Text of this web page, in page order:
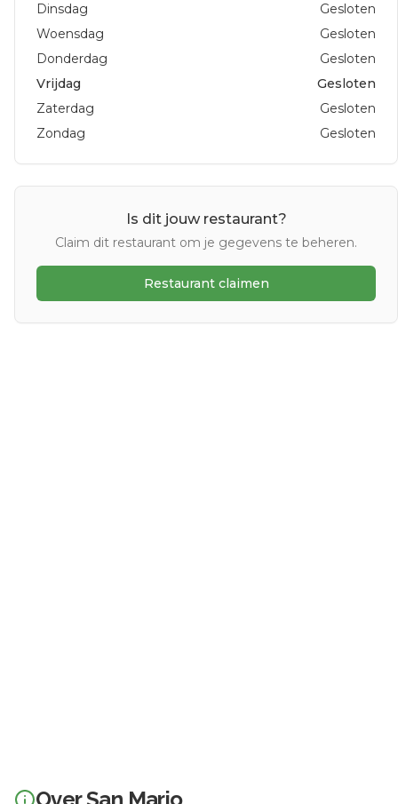
Dinsdag
Gesloten
Woensdag
Gesloten
Donderdag
Gesloten
Vrijdag
Gesloten
Zaterdag
Gesloten
Zondag
Gesloten
Is dit jouw restaurant?
Claim dit restaurant om je gegevens te beheren.
Restaurant claimen